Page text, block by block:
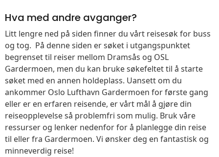
Hva med andre avganger?
Litt lengre ned på siden finner du vårt reisesøk for buss
og tog. På denne siden er søket i utgangspunktet
begrenset til reiser mellom Dramsås og OSL
Gardermoen, men du kan bruke søkefeltet til å starte
søket med en annen holdeplass. Uansett om du
ankommer Oslo Lufthavn Gardermoen for første gang
eller er en erfaren reisende, er vårt mål å gjøre din
reiseopplevelse så problemfri som mulig. Bruk våre
ressurser og lenker nedenfor for å planlegge din reise
til eller fra Gardermoen. Vi ønsker deg en fantastisk og
minneverdig reise!